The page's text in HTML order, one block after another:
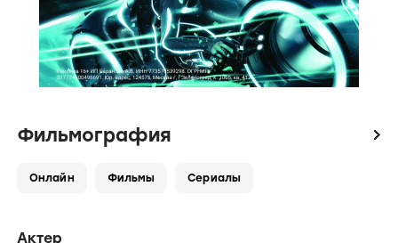
Фильмография icon
Онлайн Фильмы Сериалы
Актер